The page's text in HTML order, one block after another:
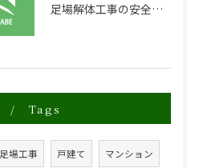
足場解体工事の安全性と効率化のポイント
Tags
足場工事 戸建て マンション